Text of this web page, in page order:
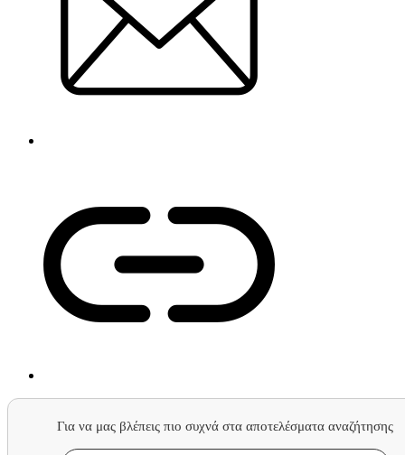
Για να μας βλέπεις πιο συχνά στα αποτελέσματα αναζήτησης